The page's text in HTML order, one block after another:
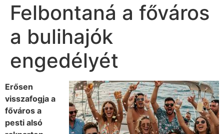
Felbontaná a főváros
a bulihajók
engedélyét
Erősen
visszafogja a
főváros a
pesti alsó